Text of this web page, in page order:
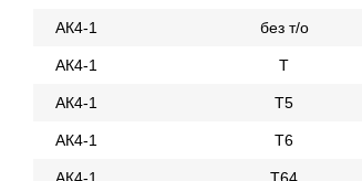
АК4-1 без т/о
АК4-1 Т
АК4-1 Т5
АК4-1 Т6